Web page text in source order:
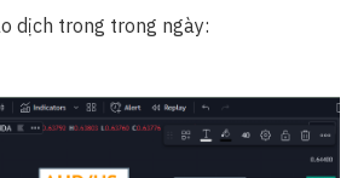
dịch trong trong ngày: